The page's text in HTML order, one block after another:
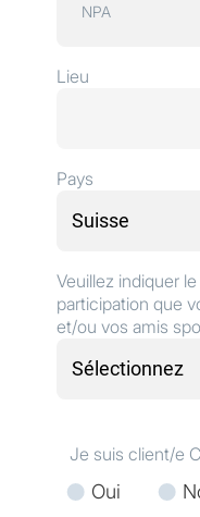
NPA
Lieu
Pays
Veuillez indiquer
participation que
et/ou vos amis
Je suis client/e
Oui